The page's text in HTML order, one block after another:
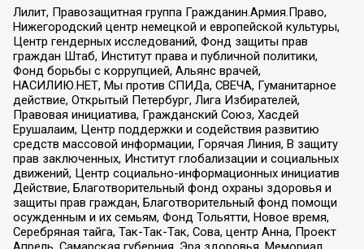
Лилит, Правозащитная группа Гражданин.Армия.Право,
Нижегородский центр немецкой и европейской культуры,
Центр гендерных исследований, Фонд защиты прав
граждан Штаб, Институт права и публичной политики,
Фонд борьбы с коррупцией, Альянс врачей,
НАСИЛИЮ.НЕТ, Мы против СПИДа, СВЕЧА, Гуманитарное
действие, Открытый Петербург, Лига Избирателей,
Правовая инициатива, Гражданский Союз, Хасдей
Ерушалаим, Центр поддержки и содействия развитию
средств массовой информации, Горячая Линия, В защиту
прав заключенных, Институт глобализации и социальных
движений, Центр социально-информационных инициатив
Действие, Благотворительный фонд охраны здоровья и
защиты прав граждан, Благотворительный фонд помощи
осужденным и их семьям, Фонд Тольятти, Новое время,
Серебряная тайга, Так-Так-Так, Сова, центр Анна, Проект